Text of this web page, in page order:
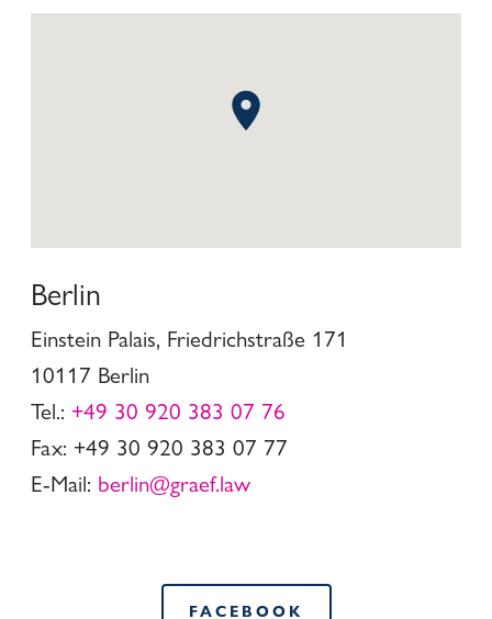
Berlin
Einstein Palais, Friedrichstraße 171
10117 Berlin
Tel.: +49 30 920 383 07 76
Fax: +49 30 920 383 07 77
E-Mail: berlin@graef.law
FACEBOOK